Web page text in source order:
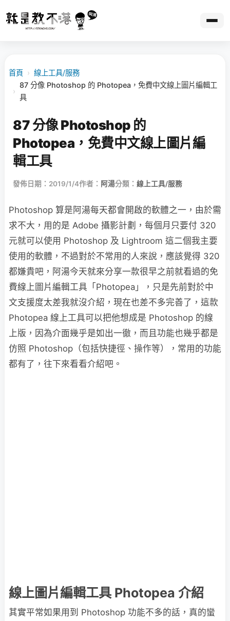
首頁 › 線上工具/服務
›
87 分像 Photoshop 的 Photopea，免費中文線上圖片編輯工
具
87 分像 Photoshop 的
Photopea，免費中文線上圖片編
輯工具
發佈日期：2019/1/4作者： 阿湯分類： 線上工具/服務
Photoshop 算是阿湯每天都會開啟的軟體之一，由於需
求不大，用的是 Adobe 攝影計劃，每個月只要付 320
元就可以使用 Photoshop 及 Lightroom 這二個我主要
使用的軟體，不過對於不常用的人來說，應該覺得 320
都嫌貴吧，阿湯今天就來分享一款很早之前就看過的免
費線上圖片編輯工具「Photopea」，只是先前對於中
文支援度太差我就沒介紹，現在也差不多完善了，這款
Photopea 線上工具可以把他想成是 Photoshop 的線
上版，因為介面幾乎是如出一徹，而且功能也幾乎都是
仿照 Photoshop（包括快捷徑、操作等），常用的功能
都有了，往下來看看介紹吧。
線上圖片編輯工具 Photopea 介紹
其實平常如果用到 Photoshop 功能不多的話，真的蠻